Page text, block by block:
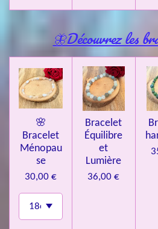
🦋Découvrez les
🌸
Bracelet
Ménopau
se
30,00 €
Bracelet
Équilibre
et
Lumière
36,00 €